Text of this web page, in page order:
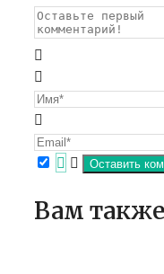
Вам